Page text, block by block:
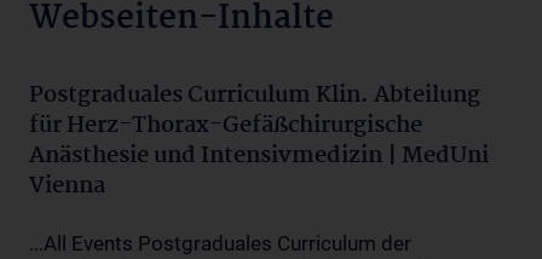
Webseiten-Inhalte
Postgraduales Curriculum Klin. Abteilung
für Herz-Thorax-Gefäßchirurgische
Anästhesie und Intensivmedizin | MedUni
Vienna
...All Events Postgraduales Curriculum der